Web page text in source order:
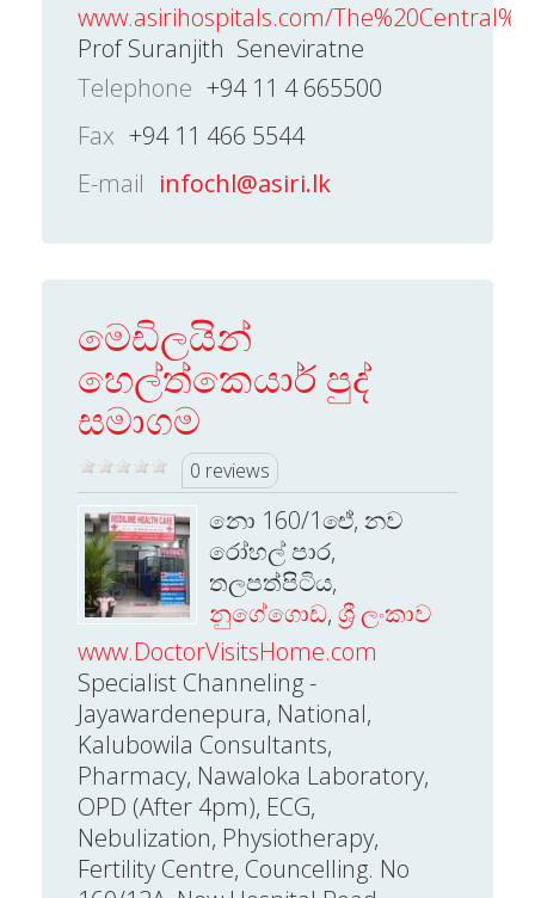
www.asirihospitals.com/
Prof Suranjith Seneviratne
Telephone +94 11 4 665500
Fax +94 11 466 5544
E-mail infochl@asiri.lk
මෙඩිලයින්
හෙල්ත්කෙයාර් පුද්
සමාගම
0 reviews
නො 160/1ඓ්, නව
රෝහල් පාර,
තලපත්පිටිය,
නුගේගොඩ, ශ්‍රී ලංකාව
www.DoctorVisitsHome.com
Specialist Channeling -
Jayawardenepura, National,
Kalubowila Consultants,
Pharmacy, Nawaloka Laboratory,
OPD (After 4pm), ECG,
Nebulization, Physiotherapy,
Fertility Centre, Councelling. No